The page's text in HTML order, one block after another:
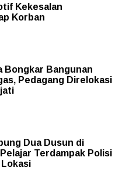
Kekesalan
Korban
Bongkar Bangunan
Pedagang Direlokasi
Dua Dusun di
Terdampak Polisi